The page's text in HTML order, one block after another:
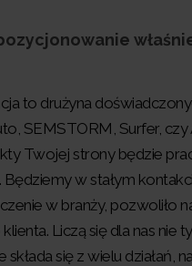
to drużyna
SEMSTORM, Surfer, czy
Twojej strony będzie
w stałym
w branży, pozwoliło
Liczą się dla nas
składa się z wielu